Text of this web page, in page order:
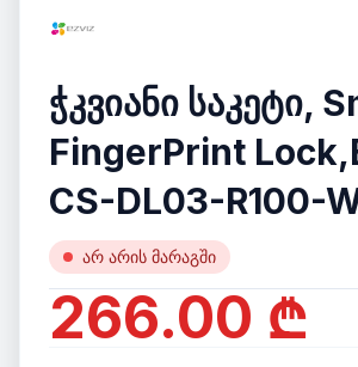
ჭკვიანი საკეტი,
FingerPrint
CS-DL03-R100-
არ არის მარაგში
266.00 ₾